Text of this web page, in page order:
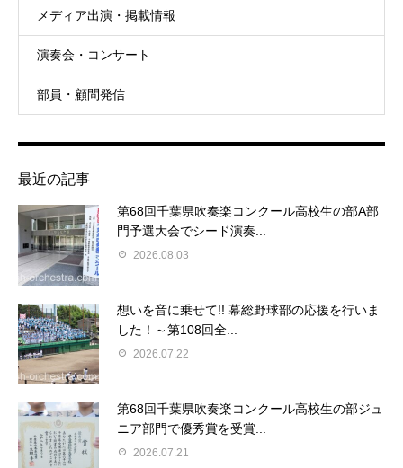
メディア出演・掲載情報
演奏会・コンサート
部員・顧問発信
最近の記事
第68回千葉県吹奏楽コンクール高校生の部A部
門予選大会でシード演奏...
2026.08.03
想いを音に乗せて!! 幕総野球部の応援を行いま
した！～第108回全...
2026.07.22
第68回千葉県吹奏楽コンクール高校生の部ジュ
ニア部門で優秀賞を受賞...
2026.07.21